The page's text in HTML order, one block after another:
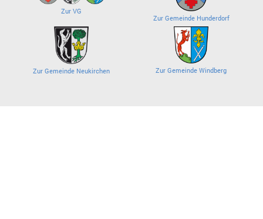
Zur VG
Zur Gemeinde Hunderdorf
Zur Gemeinde Neukirchen Zur Gemeinde Windberg